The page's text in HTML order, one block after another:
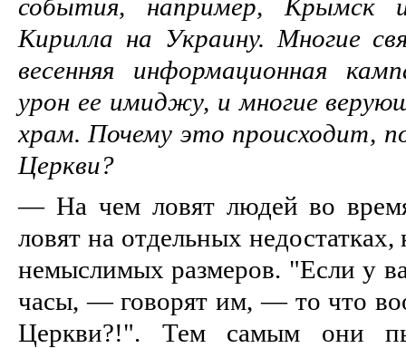
события, например, Крымск
Кирилла на Украину. Многие
весенняя информационная
урон ее имиджу, и многие
храм. Почему это происходит,
Церкви?
— На чем ловят людей во
ловят на отдельных
немыслимых размеров. "Если у
часы, — говорят им, — то что
Церкви?!". Тем самым они